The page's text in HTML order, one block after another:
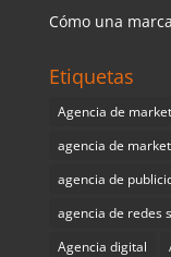
Cómo una
Etiquetas
Agencia de
agencia de
agencia de
agencia de redes
Agencia digital